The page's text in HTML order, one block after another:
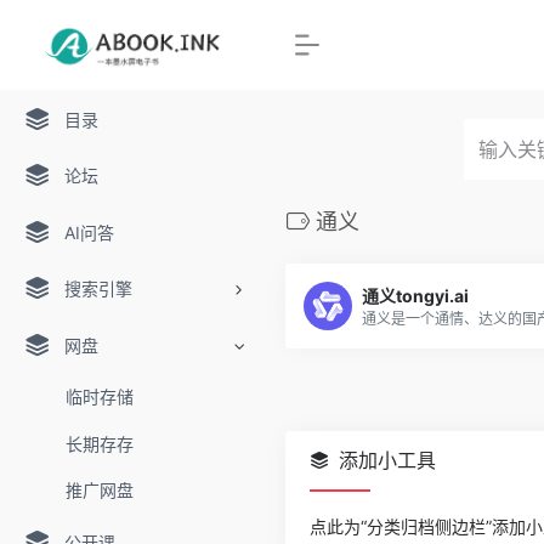
目录
论坛
AI问答
搜索引擎
网盘
临时存储
长期存存
推广网盘
通义
通义tongyi.ai
添加小工具
点此为“分类归档侧边栏”添加